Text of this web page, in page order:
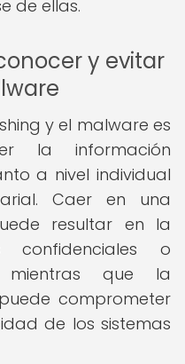
de ellas.
y evitar
y el malware es
la información
a nivel individual
Caer en una
resultar en la
confidenciales o
mientras que la
comprometer
de los sistemas